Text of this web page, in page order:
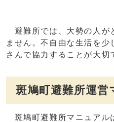
避難所では、大勢の人が
ません。不自由な生活を
さんで協力することが大切
斑鳩町避難所運営
斑鳩町避難所マニュアル